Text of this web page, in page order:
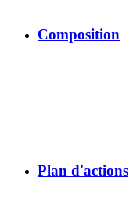
Composition
Plan d'actions